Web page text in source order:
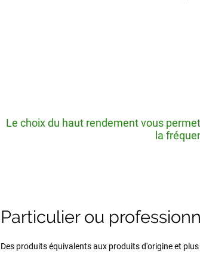
Le choix du haut rendement vous
la
Particulier ou
Des produits équivalents aux produits d'origine et plus